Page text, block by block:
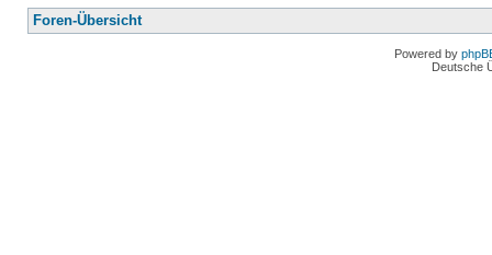
Foren-Übersicht
Powered by
Deutsche